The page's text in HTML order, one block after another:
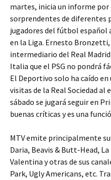
martes, inicia un informe
sorprendentes de diferentes
jugadores del fútbol español
en la Liga. Ernesto Bronzetti,
intermediario del Real
Italia que el PSG no pondrá
El Deportivo solo ha caído
visitas de la Real Sociedad al
sábado se jugará seguir en
buenas críticas y es una
MTV emite principalmente
Daria, Beavis & Butt-Head,
Valentina y otras de sus
Park, Ugly Americans, etc.